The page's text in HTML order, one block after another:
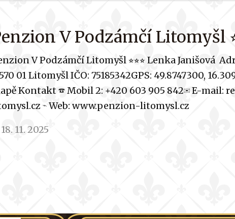
V Podzámčí Litomyšl
V Podzámčí Litomyšl ⭐︎⭐︎⭐︎ Lenka Janišová
01 Litomyšl IČO: 75185342GPS: 49.8747300,
Kontakt ☎︎ Mobil 2: +420 603 905 842✉︎ E-mail:
⌁ Web: www.penzion-litomysl.cz
18. 11. 2025